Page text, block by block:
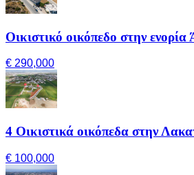
Οικιστικό οικόπεδο στην ενορία
€ 290,000
4 Οικιστικά οικόπεδα στην
€ 100,000